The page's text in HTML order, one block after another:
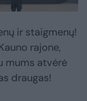
ir staigmenų!
rajone,
mums atvėrė
draugas!